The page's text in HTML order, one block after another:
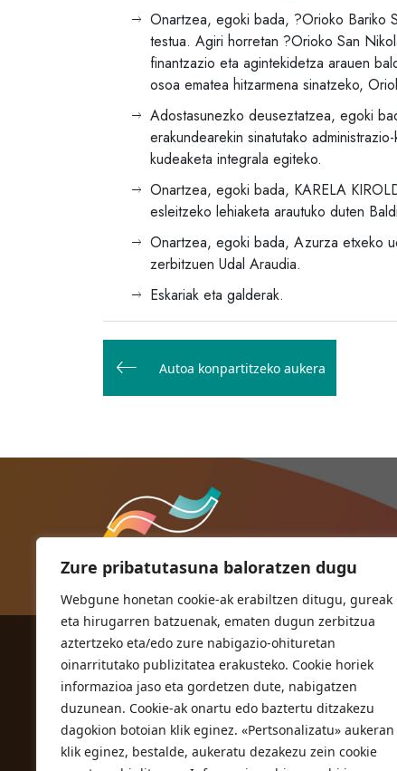
Zure pribatutasuna baloratzen dugu
Webgune honetan cookie-ak erabiltzen ditugu, gureak
eta hirugarren batzuenak, ematen dugun zerbitzua
aztertzeko eta/edo zure nabigazio-ohituretan
oinarritutako publizitatea erakusteko. Cookie horiek
informazioa jaso eta gordetzen dute, nabigatzen
duzunean. Cookie-ak onartu edo baztertu ditzakezu
dagokion botoian klik eginez. «Pertsonalizatu» aukeran
klik eginez, bestalde, aukeratu dezakezu zein cookie
Onartzea, egoki bada, ?Orioko Bariko
testua. Agiri horretan ?Orioko San
finantzazio eta agintekidetza arauen
osoa ematea hitzarmena sinatzeko,
Adostasunezko deuseztatzea, egoki
erakundearekin sinatutako
kudeaketa integrala egiteko.
Onartzea, egoki bada, KARELA
esleitzeko lehiaketa arautuko duten
Onartzea, egoki bada, Azurza etxeko
zerbitzuen Udal Araudia.
Eskariak eta galderak.
Bidalketetan
zehar
nabigatu
Autoa konpartitzeko aukera
ORIOKO UDALA
Herriko plaza,1
20810 Orio (Gipuzkoa)
T. 943 83 03 46
bulegoak@orio.eus